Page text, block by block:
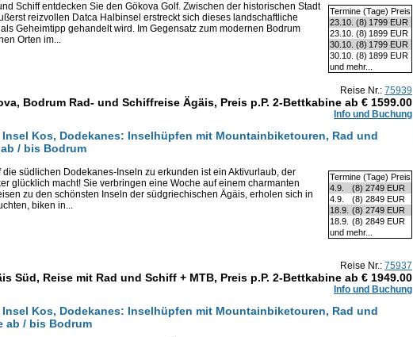
Termine (Tage) Preis
23.10. (8) 1799 EUR
23.10. (8) 1899 EUR
30.10. (8) 1799 EUR
30.10. (8) 1899 EUR
und mehr...
Schiff entdecken Sie den Gökova Golf. Zwischen der historischen Stadt
reizvollen Datca Halbinsel erstreckt sich dieses landschaftliche
Geheimtipp gehandelt wird. Im Gegensatz zum modernen Bodrum
Orten im...
Reise Nr.: 75939
Bodrum Rad- und Schiffreise Ägäis, Preis p.P. 2-Bettkabine ab € 1599.00
Info und Buchung
Kos, Dodekanes: Inselhüpfen mit Mountainbiketouren, Rad und
/ bis Bodrum
Termine (Tage) Preis
4.9.
(8) 2749 EUR
4.9.
(8) 2849 EUR
18.9. (8) 2749 EUR
18.9. (8) 2849 EUR
und mehr...
die südlichen Dodekanes-Inseln zu erkunden ist ein Aktivurlaub, der
glücklich macht! Sie verbringen eine Woche auf einem charmanten
zu den schönsten Inseln der südgriechischen Ägäis, erholen sich in
biken in...
Reise Nr.: 75937
Süd, Reise mit Rad und Schiff + MTB, Preis p.P. 2-Bettkabine ab € 1949.00
Info und Buchung
Kos, Dodekanes: Inselhüpfen mit Mountainbiketouren, Rad und
ab / bis Bodrum